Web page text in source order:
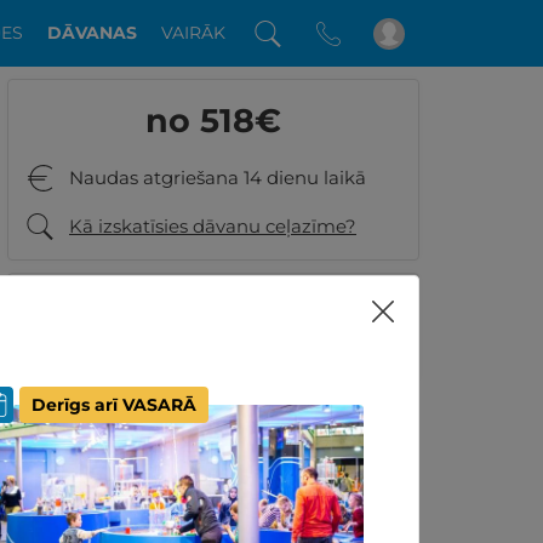
DĀVANAS VAIRĀK
Derīgs arī VASARĀ
no 518€
Naudas atgriešana 14 dienu laikā
Kā izskatīsies dāvanu ceļazīme?
Vai ir kādi jautājumi? Piezvaniet:
+371 26001060